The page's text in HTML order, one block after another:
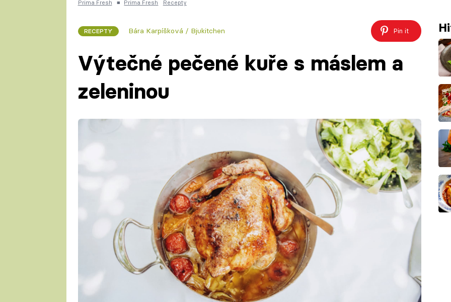
KUCHAŘKA
ČASOPIS
Prima Fresh ■ Prima Fresh Recepty
RECEPTY Bára Karpíšková / Bjukitchen Pin it
Výtečné pečené kuře s máslem a
zeleninou